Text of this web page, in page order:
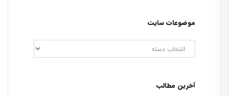
موضوعات سایت
آخرین مطالب